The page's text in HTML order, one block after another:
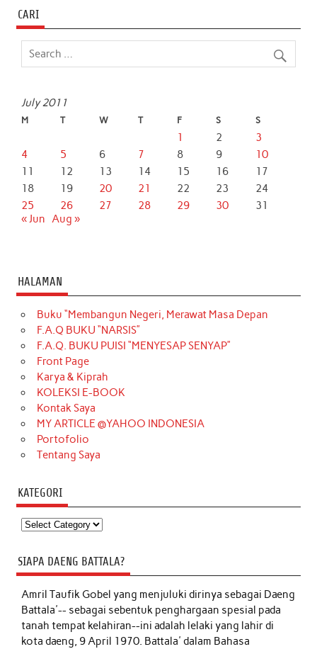
CARI
July 2011
M T W T F S S
1 2
3
4
5 6 7 8 9
10
11
12 13 14 15 16
17
18
19 20 21 22 23
24
25
26 27 28 29 30
31
« Jun Aug »
HALAMAN
Buku “Membangun Negeri, Merawat Masa Depan
F.A.Q BUKU “NARSIS”
F.A.Q. BUKU PUISI “MENYESAP SENYAP”
Front Page
Karya & Kiprah
KOLEKSI E-BOOK
Kontak Saya
MY ARTICLE @YAHOO INDONESIA
Portofolio
Tentang Saya
KATEGORI
Kategori
SIAPA DAENG BATTALA?
Amril Taufik Gobelyang menjuluki dirinya sebagai Daeng
Battala'-- sebagai sebentuk penghargaan spesial pada
tanah tempat kelahiran--ini adalah lelaki yang lahir di
kota daeng, 9 April 1970. Battala' dalam Bahasa